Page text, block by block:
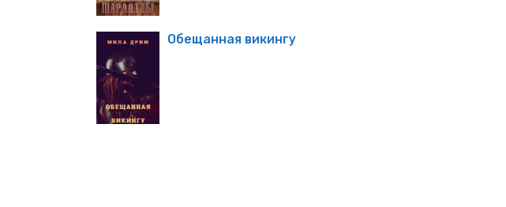
Обещанная викингу